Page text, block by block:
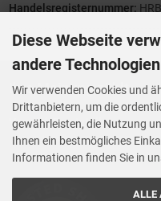
Handelsregisternummer:
Ihre Meinung zählt
Vorwerk Ersatzteile
Wenn Ihnen der Service der
bewerten Sie uns bitte bei
Diese Webseite
andere Technologien
Wir verwenden Cookies und
Drittanbietern, um die
gewährleisten, die Nutzung
Ihnen ein bestmögliches
Informationen finden Sie in
ALLE